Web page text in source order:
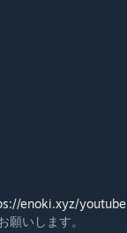
enoki.xyz/youtube
願いします。